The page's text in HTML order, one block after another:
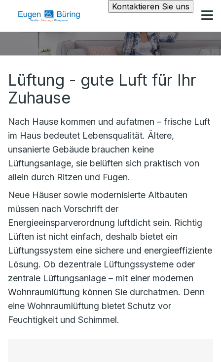
Kontaktieren Sie uns
Lüftung - gute Luft für Ihr
Zuhause
Nach Hause kommen und aufatmen – frische Luft
im Haus bedeutet Lebensqualität. Ältere,
unsanierte Gebäude brauchen keine
Lüftungsanlage, sie belüften sich praktisch von
allein durch Ritzen und Fugen.
Neue Häuser sowie modernisierte Altbauten
müssen nach Vorschrift der
Energieeinsparverordnung luftdicht sein. Richtig
Lüften ist nicht einfach, deshalb bietet ein
Lüftungssystem eine sichere und energieeffiziente
Lösung. Ob dezentrale Lüftungssysteme oder
zentrale Lüftungsanlage – mit einer modernen
Wohnraumlüftung können Sie durchatmen. Denn
eine Wohnraumlüftung bietet Schutz vor
Feuchtigkeit und Schimmel.